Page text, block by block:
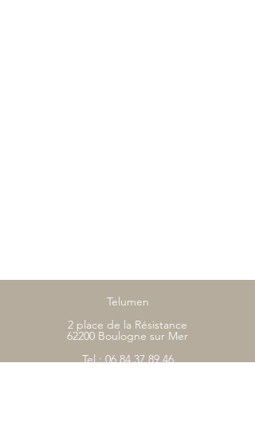
Telumen
2 place de la Résistance
62200 Boulogne sur Mer
Tel :06 84 37 89 46